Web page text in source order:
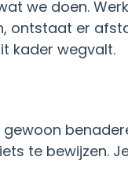
we doen.
ontstaat er
kader wegvalt.
te bewijzen.